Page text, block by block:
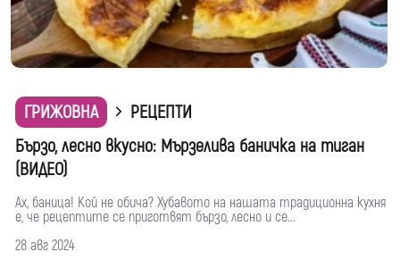
ГРИЖОВНА
РЕЦЕПТИ
Бързо, лесно вкусно: Mързелива баничка на тиган
(ВИДЕО)
Ах, баница! Кой не обича? Хубавото на нашата традиционна кухня
е, че рецептите се приготвят бързо, лесно и се...
28 авг 2024